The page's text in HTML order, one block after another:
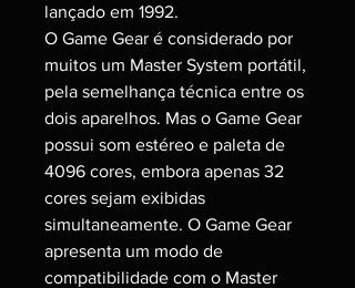
lançado em 1992.
O Game Gear é considerado por
muitos um Master System portátil,
pela semelhança técnica entre os
dois aparelhos. Mas o Game Gear
possui som estéreo e paleta de
4096 cores, embora apenas 32
cores sejam exibidas
simultaneamente. O Game Gear
apresenta um modo de
compatibilidade com o Master